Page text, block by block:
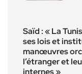
Saïd : « La
ses lois et
manœuvres
l’étranger et
internes »